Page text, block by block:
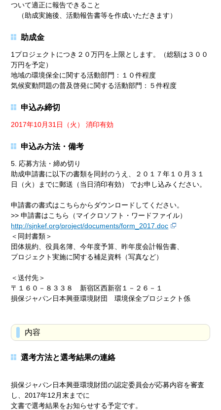
ついて適正に報告できること
（助成実施後、活動報告書等を作成いただきます）
助成金
1プロジェクトにつき２０万円を上限とします。（総額は３００
万円を予定）
地域の環境保全に関する活動部門：１０件程度
気候変動問題の普及啓発に関する活動部門：５件程度
申込み締切
2017年10月31日（火） 消印有効
申込み方法・備考
5. 応募方法・締め切り
助成申請書に以下の書類を同封のうえ、２０１７年１０月３１
日（火）までに郵送（当日消印有効） でお申し込みください。
申請書の書式はこちらからダウンロードしてください。
>> 申請書はこちら（マイクロソフト・ワードファイル）
http://sjnkef.org/project/documents/form_2017.doc
＜同封書類＞
団体規約、役員名簿、今年度予算、昨年度会計報告書、
プロジェクト実施に関する補足資料（写真など）
＜送付先＞
〒１６０－８３３８ 新宿区西新宿１－２６－１
損保ジャパン日本興亜環境財団 環境保全プロジェクト係
内容
選考方法と選考結果の連絡
損保ジャパン日本興亜環境財団の認定委員会が応募内容を審査
し、2017年12月末までに
文書で選考結果をお知らせする予定です。